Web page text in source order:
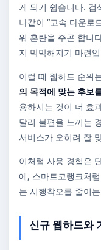
게 되기 쉽습니다. 검
나같이 “고속 다운로
워 혼란을 주곤 합니
지 막막해지기 마련
이럴 때 웹하드 순위
의 목적에 맞는 후보
용하시는 것이 더 효
달리 불편을 느끼는
서비스가 오히려 잘
이처럼 사용 경험은
에, 스마트코랭크처
는 시행착오를 줄이
신규 웹하드와